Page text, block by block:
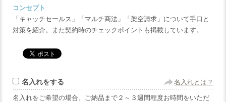
コンセプト
「キャッチセールス」「マルチ商法」「架空請求」について手口と
対策を紹介。また契約時のチェックポイントも掲載しています。
名入れをする 名入れとは？
名入れをご希望の場合、ご納品まで２～３週間程度お時間をいただ